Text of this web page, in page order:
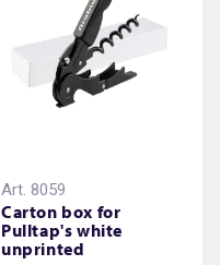
Art. 8059
Carton box for
Pulltap's white
unprinted